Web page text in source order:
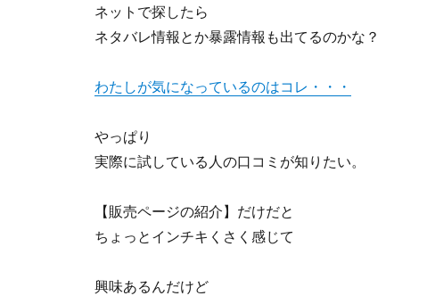
ネットで探したら
ネタバレ情報とか暴露情報も出てるのかな？
わたしが気になっているのはコレ・・・
やっぱり
実際に試している人の口コミが知りたい。
【販売ページの紹介】だけだと
ちょっとインチキくさく感じて
興味あるんだけど